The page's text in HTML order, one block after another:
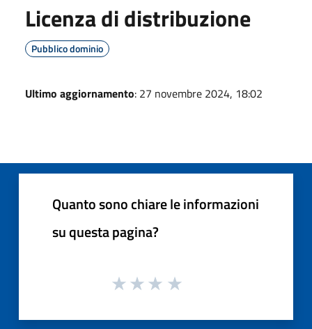
Licenza di distribuzione
Pubblico dominio
Ultimo aggiornamento: 27 novembre 2024, 18:02
Quanto sono chiare le informazioni
su questa pagina?